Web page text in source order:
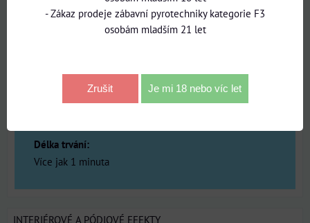
Délka trvání:
KAT.F3 OD 21 LET
Délka trvání:
Více jak 1 minuta
INTERIÉROVÉ A PÓDIOVÉ EFEKTY
- Zákaz prodeje zábavní pyrotechniky kategorie F3
osobám mladším 21 let
Zrušit Je mi 18 nebo víc let